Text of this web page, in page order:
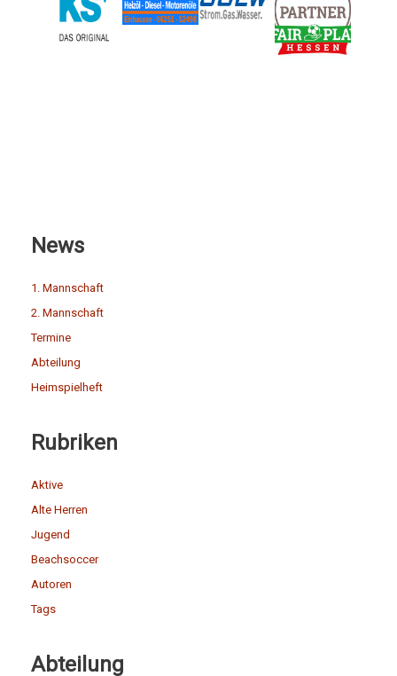
News
1. Mannschaft
2. Mannschaft
Termine
Abteilung
Heimspielheft
Rubriken
Aktive
Alte Herren
Jugend
Beachsoccer
Autoren
Tags
Abteilung